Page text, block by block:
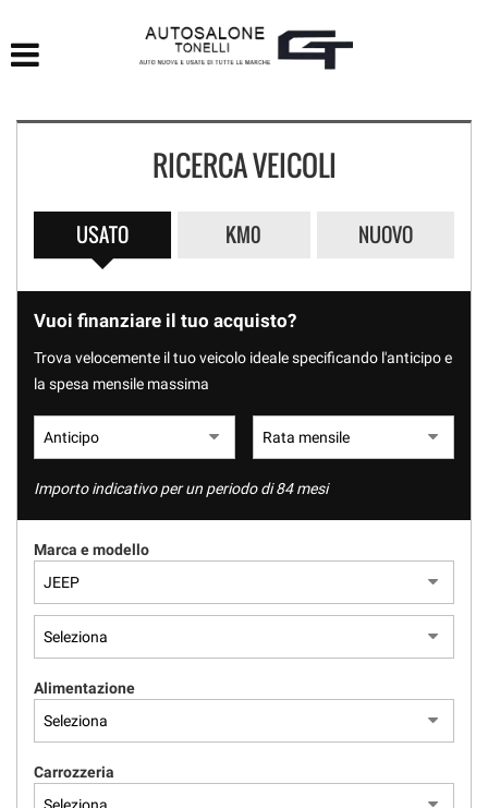
ASSISTENZA
CONTATTI
RICERCA VEICOLI
USATO KM0 NUOVO
Vuoi finanziare il tuo acquisto?
Trova velocemente il tuo veicolo ideale specificando l'anticipo e
la spesa mensile massima
Importo indicativo per un periodo di 84 mesi
Marca e modello
Alimentazione
Carrozzeria